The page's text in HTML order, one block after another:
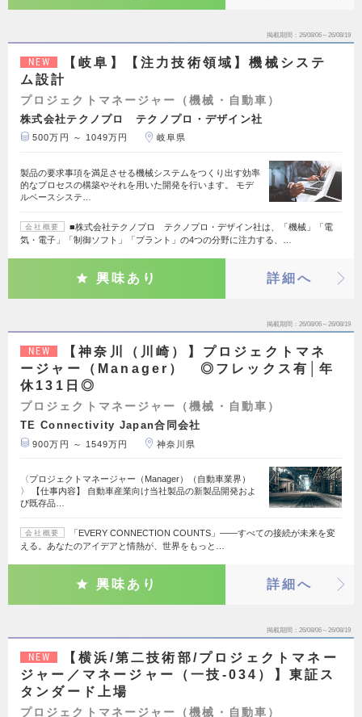
掲載期間 26/08/06～26/08/19
NEW
【岐阜】【注力技術領域】機械システ
ム設計
プロジェクトマネージャー（機械・自動車）
株式会社テクノプロ テクノプロ・デザイン社
500万円 ～ 1049万円 岐阜県
製品の要求事項を満足させる機械システムをつくり出す効率
的なプロセスの構築やそれを用いた開発を行います。 モデ
ルベースシステ…
会社概要
■株式会社テクノプロ テクノプロ・デザイン社は、「機械」「電
気・電子」「制御ソフト」「プラント」の4つの分野に注力する、…
興味あり 詳細へ
掲載期間 26/08/06～26/08/19
NEW
【神奈川（川崎）】プロジェクトマネ
ージャー（Manager） ◎フレックス有│年
休131日◎
プロジェクトマネージャー（機械・自動車）
TE Connectivity Japan合同会社
900万円 ～ 1549万円 神奈川県
〈プロジェクトマネージャー（Manager）（自動車業界）
〉 【仕事内容】 自動車産業向け当社製品の新製品開発およ
び既存品…
会社概要
「EVERY CONNECTION COUNTS」――すべての接続が未来を変
える。あなたのアイデアと情熱が、世界をもっと…
興味あり 詳細へ
掲載期間 26/08/06～26/08/19
NEW
【横浜/第二技術部/プロジェクトマネー
ジャー／マネージャー（一技-034）】東証ス
タンダード上場
プロジェクトマネージャー（機械・自動車）